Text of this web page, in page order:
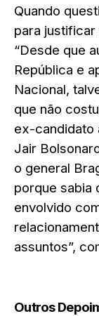
Quando
para
“Desde que
República e
Nacional,
que não
ex-candidato
Jair
o general
porque sabia
envolvido
assuntos”,
Outros